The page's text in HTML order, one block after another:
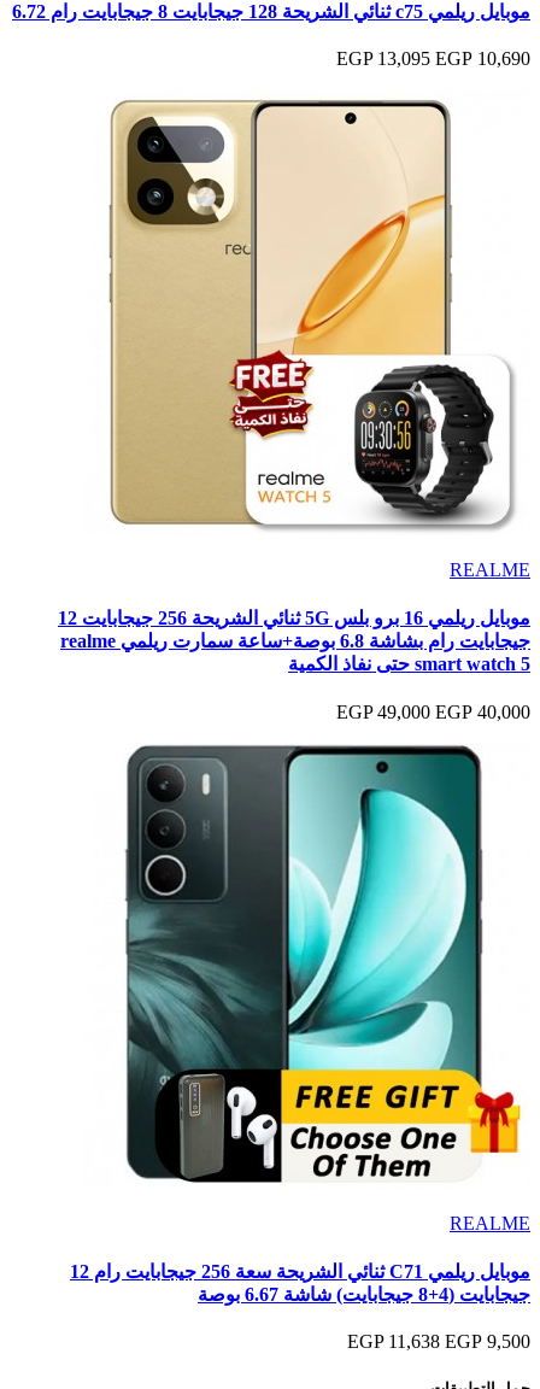
موبايل ريلمي c75 ثنائي الشريحة 128 جيجابايت 8 جيجابايت رام 6.72
10,690 EGP
13,095 EGP
REALME
موبايل ريلمي 16 برو بلس 5G ثنائي الشريحة 256 جيجابايت 12
جيجابايت رام بشاشة 6.8 بوصة+ساعة سمارت ريلمي realme
smart watch 5 حتى نفاذ الكمية
40,000 EGP
49,000 EGP
REALME
موبايل ريلمي C71 ثنائي الشريحة سعة 256 جيجابايت رام 12
جيجابايت (4+8 جيجابايت) شاشة 6.67 بوصة
9,500 EGP
11,638 EGP